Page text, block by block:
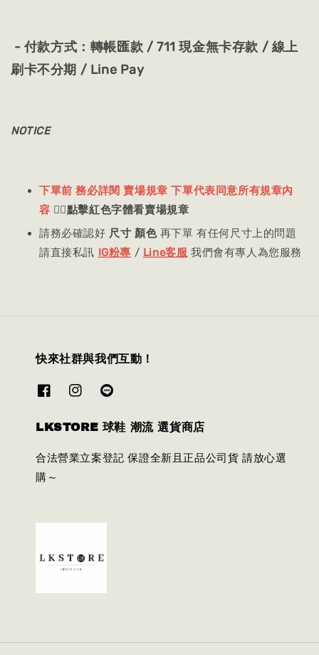
- 付款方式：轉帳匯款 / 711 現金無卡存款 / 線上
刷卡不分期 / Line Pay
NOTICE
下單前 務必詳閱 賣場規章 下單代表同意所有規章內
容 👈🏻點擊紅色字體看賣場規章
請務必確認好 尺寸 顏色再下單 有任何尺寸上的問題
請直接私訊 IG粉專 / Line客服 我們會有專人為您服務
快來社群與我們互動！
LKSTORE 球鞋 潮流 選貨商店
合法營業立案登記 保證全新且正品公司貨 請放心選
購～